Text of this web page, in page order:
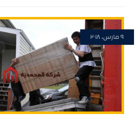
٩ مارس، ٢٠١٨